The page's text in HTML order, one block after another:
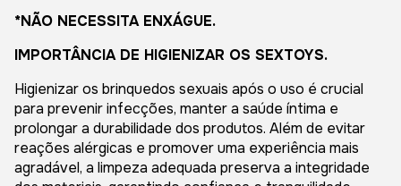
*NÃO NECESSITA ENXÁGUE.
IMPORTÂNCIA DE HIGIENIZAR OS SEXTOYS.
Higienizar os brinquedos sexuais após o uso é crucial
para prevenir infecções, manter a saúde íntima e
prolongar a durabilidade dos produtos. Além de evitar
reações alérgicas e promover uma experiência mais
agradável, a limpeza adequada preserva a integridade